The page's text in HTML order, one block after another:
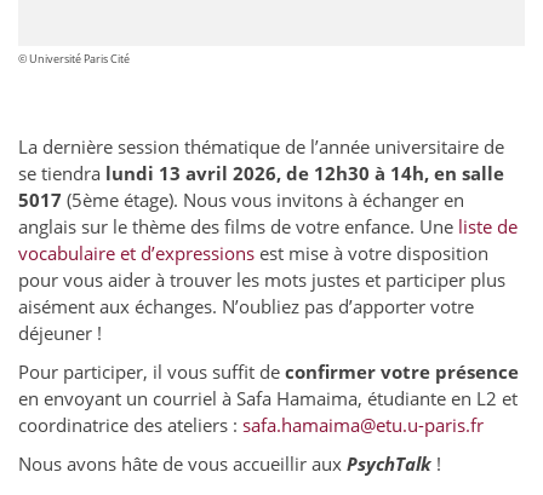
© Université Paris Cité
La dernière session thématique de l’année universitaire de
se tiendra lundi 13 avril 2026, de 12h30 à 14h, en salle
5017 (5ème étage). Nous vous invitons à échanger en
anglais sur le thème des films de votre enfance. Une liste de
vocabulaire et d’expressions est mise à votre disposition
pour vous aider à trouver les mots justes et participer plus
aisément aux échanges. N’oubliez pas d’apporter votre
déjeuner !
Pour participer, il vous suffit de confirmer votre présence
en envoyant un courriel à Safa Hamaima, étudiante en L2 et
coordinatrice des ateliers : safa.hamaima@etu.u-paris.fr
Nous avons hâte de vous accueillir aux PsychTalk !